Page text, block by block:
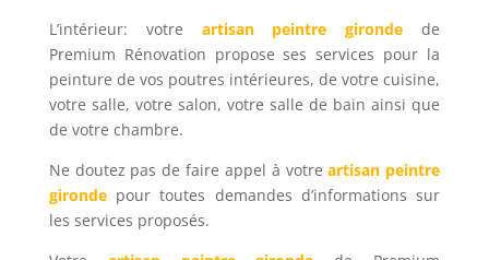
L’intérieur: votre artisan peintre gironde de
Premium Rénovation propose ses services pour la
peinture de vos poutres intérieures, de votre cuisine,
votre salle, votre salon, votre salle de bain ainsi que
de votre chambre.
Ne doutez pas de faire appel à votreartisan peintre
girondepour toutes demandes d’informations sur
les services proposés.